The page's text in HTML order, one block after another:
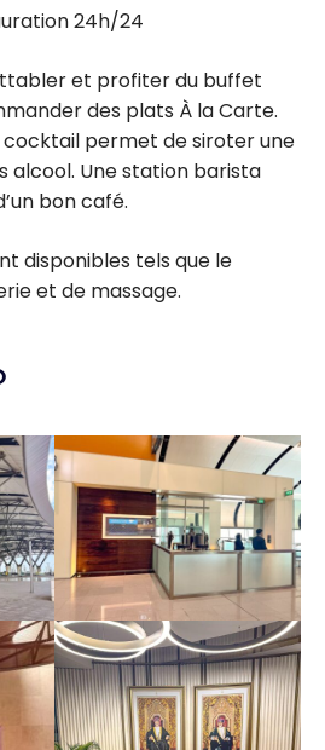
24h/24
et profiter du buffet
des plats À la Carte.
cocktail permet de siroter une
alcool. Une station barista
bon café.
disponibles tels que le
et de massage.